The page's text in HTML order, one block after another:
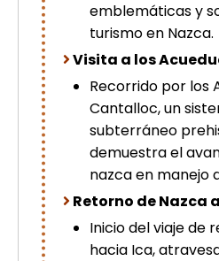
emblemáticas y
turismo en Nazca.
Visita a los
Recorrido por los
Cantalloc, un
subterráneo
demuestra el
nazca en manejo
Retorno de Nazca
Inicio del viaje de
hacia Ica,